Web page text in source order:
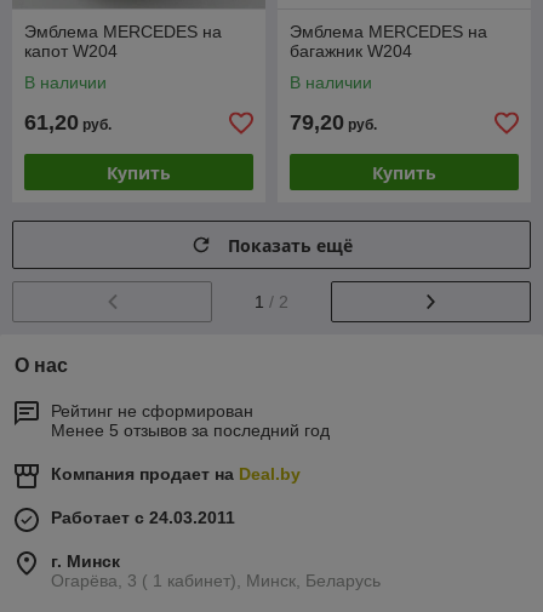
Эмблема MERCEDES на
капот W204
В наличии
61,20 руб.
Купить
Эмблема MERCEDES на
багажник W204
В наличии
79,20 руб.
Купить
Показать ещё
1 / 2
О нас
Рейтинг не сформирован
Менее 5 отзывов за последний год
Компания продает на Deal.by
Работает с 24.03.2011
г. Минск
Огарёва, 3 ( 1 кабинет), Минск, Беларусь